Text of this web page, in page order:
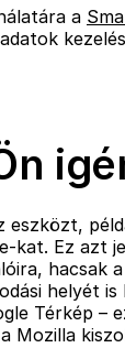
a
kat. Ez azt
hacsak
helyét is
Térkép –
Mozilla